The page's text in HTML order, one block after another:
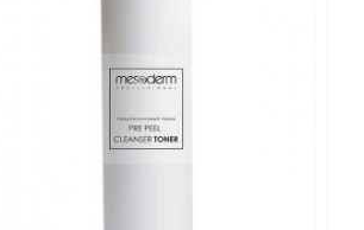
крем с АНА
С "Radiant skin" 50